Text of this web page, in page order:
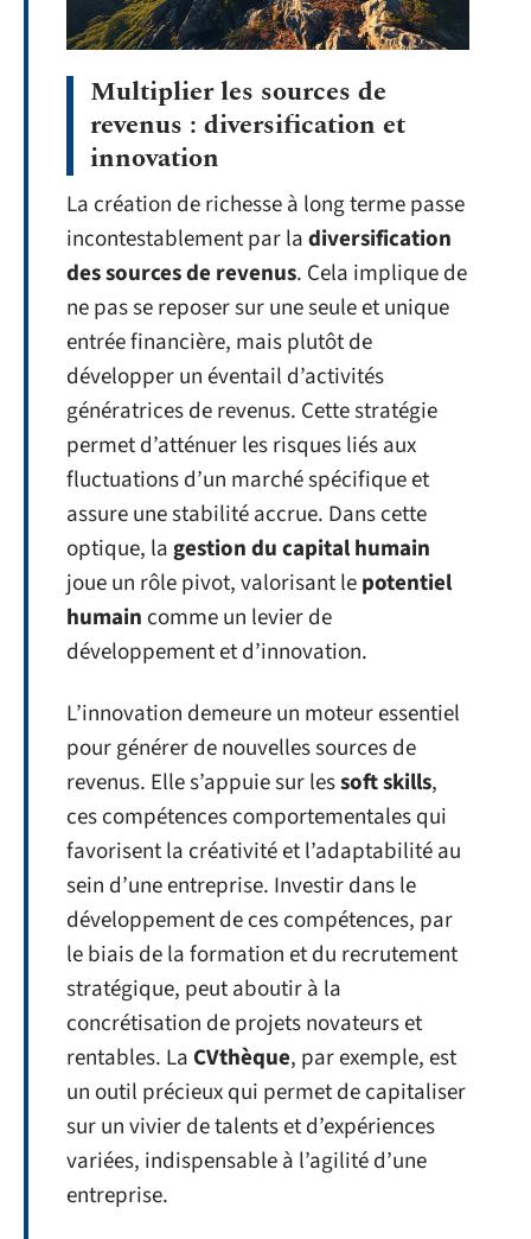
Multiplier les sources de
revenus : diversification et
innovation
La création de richesse à long terme passe
incontestablement par ladiversification
des sources de revenus. Cela implique de
ne pas se reposer sur une seule et unique
entrée financière, mais plutôt de
développer un éventail d’activités
génératrices de revenus. Cette stratégie
permet d’atténuer les risques liés aux
fluctuations d’un marché spécifique et
assure une stabilité accrue. Dans cette
optique, lagestion du capital humain
joue un rôle pivot, valorisant lepotentiel
humain comme un levier de
développement et d’innovation.
L’innovation demeure un moteur essentiel
pour générer de nouvelles sources de
revenus. Elle s’appuie sur lessoft skills,
ces compétences comportementales qui
favorisent la créativité et l’adaptabilité au
sein d’une entreprise. Investir dans le
développement de ces compétences, par
le biais de la formation et du recrutement
stratégique, peut aboutir à la
concrétisation de projets novateurs et
rentables. La CVthèque, par exemple, est
un outil précieux qui permet de capitaliser
sur un vivier de talents et d’expériences
variées, indispensable à l’agilité d’une
entreprise.